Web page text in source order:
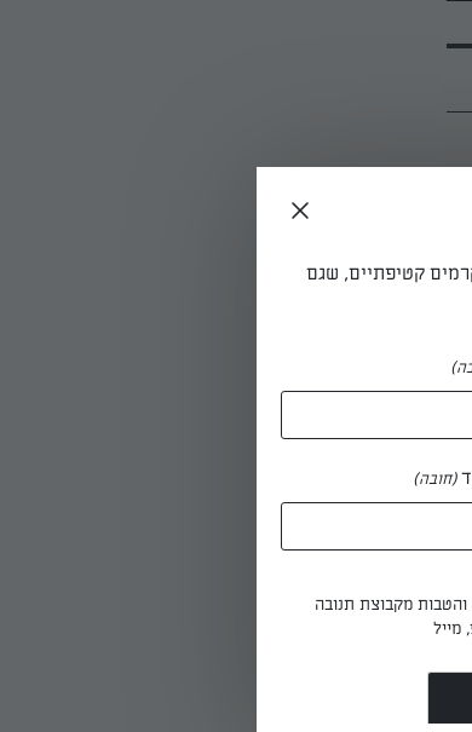
קטיפתיים, שגם
(חובה)
והטבות מקבוצת תנובה